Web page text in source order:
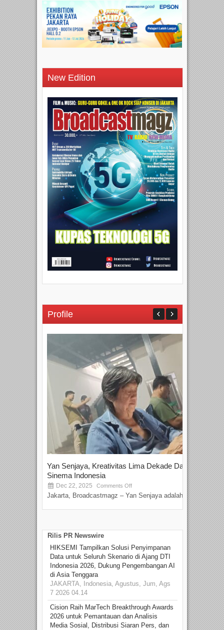
New Edition
Profile
Yan Senjaya, Kreativitas Lima Dekade Dalam
Sinema Indonesia
Dec 22, 2025 Comments Off
Jakarta, Broadcastmagz – Yan Senjaya adalah...
Rilis PR Newswire
HIKSEMI Tampilkan Solusi Penyimpanan
Data untuk Seluruh Skenario di Ajang DTI
Indonesia 2026, Dukung Pengembangan AI
di Asia Tenggara
JAKARTA, Indonesia, Agustus, Jum, Ags
7 2026 04.14
Cision Raih MarTech Breakthrough Awards
2026 untuk Pemantauan dan Analisis
Media Sosial, Distribusi Siaran Pers, dan